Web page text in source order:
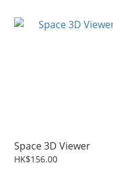
Space 3D Viewer
HK$156.00